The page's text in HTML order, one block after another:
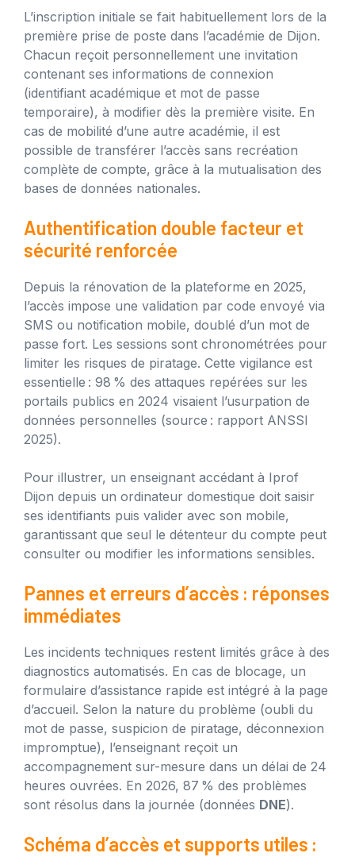
L’inscription initiale se fait habituellement lors de la
première prise de poste dans l’académie de Dijon.
Chacun reçoit personnellement une invitation
contenant ses informations de connexion
(identifiant académique et mot de passe
temporaire), à modifier dès la première visite. En
cas de mobilité d’une autre académie, il est
possible de transférer l’accès sans recréation
complète de compte, grâce à la mutualisation des
bases de données nationales.
Authentification double facteur et
sécurité renforcée
Depuis la rénovation de la plateforme en 2025,
l’accès impose une validation par code envoyé via
SMS ou notification mobile, doublé d’un mot de
passe fort. Les sessions sont chronométrées pour
limiter les risques de piratage. Cette vigilance est
essentielle : 98 % des attaques repérées sur les
portails publics en 2024 visaient l’usurpation de
données personnelles (source : rapport ANSSI
2025).
Pour illustrer, un enseignant accédant à Iprof
Dijon depuis un ordinateur domestique doit saisir
ses identifiants puis valider avec son mobile,
garantissant que seul le détenteur du compte peut
consulter ou modifier les informations sensibles.
Pannes et erreurs d’accès : réponses
immédiates
Les incidents techniques restent limités grâce à des
diagnostics automatisés. En cas de blocage, un
formulaire d’assistance rapide est intégré à la page
d’accueil. Selon la nature du problème (oubli du
mot de passe, suspicion de piratage, déconnexion
impromptue), l’enseignant reçoit un
accompagnement sur-mesure dans un délai de 24
heures ouvrées. En 2026, 87 % des problèmes
sont résolus dans la journée (données DNE).
Schéma d’accès et supports utiles :